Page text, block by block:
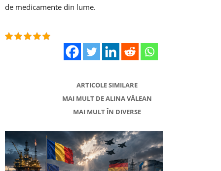
de medicamente din lume.
ARTICOLE SIMILARE
MAI MULT DE ALINA VĂLEAN
MAI MULT ÎN DIVERSE